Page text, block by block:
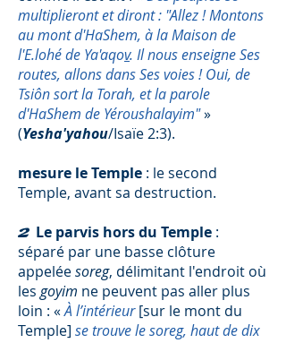
multiplieront et diront : "Allez ! Montons
au mont d'HaShem, à la Maison de
l'E.lohé de Ya'aqov. Il nous enseigne Ses
routes, allons dans Ses voies ! Oui, de
Tsiôn sort la Torah, et la parole
d'HaShem de Yéroushalayim"»
(Yesha'yahou/Isaïe 2:3).
mesure le Temple : le second
Temple, avant sa destruction.
2 Le parvis hors du Temple :
séparé par une basse clôture
appeléesoreg, délimitant l'endroit où
les goyim ne peuvent pas aller plus
loin : «À l’intérieur[sur le mont du
Temple] se trouve le soreg, haut de dix